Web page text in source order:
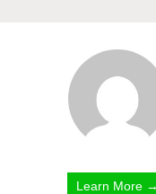
Learn More →